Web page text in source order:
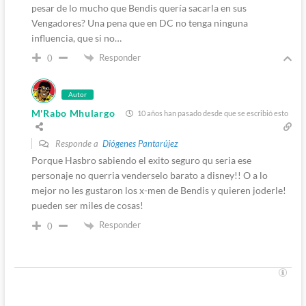
pesar de lo mucho que Bendis quería sacarla en sus
Vengadores? Una pena que en DC no tenga ninguna
influencia, que si no…
0 Responder
Autor
M'Rabo Mhulargo 10 años han pasado desde que se escribió esto
Responde a Diógenes Pantarújez
Porque Hasbro sabiendo el exito seguro qu seria ese
personaje no querria venderselo barato a disney!! O a lo
mejor no les gustaron los x-men de Bendis y quieren joderle!
pueden ser miles de cosas!
0 Responder